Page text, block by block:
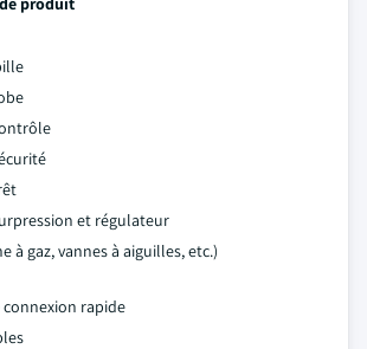
et régulateur
à gaz, vannes à aiguilles, etc.)
connexion rapide